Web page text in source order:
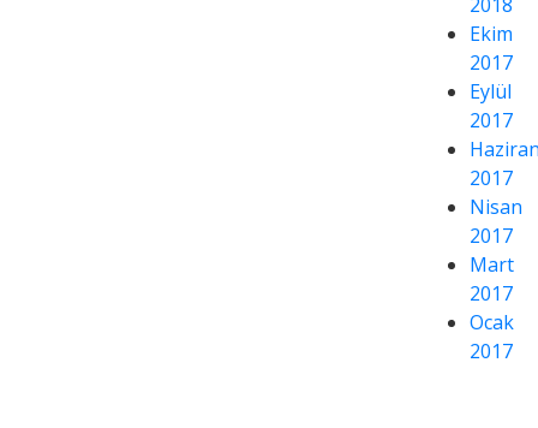
Ekim
2017
Eylül
2017
2017
Nisan
2017
Mart
2017
Ocak
2017